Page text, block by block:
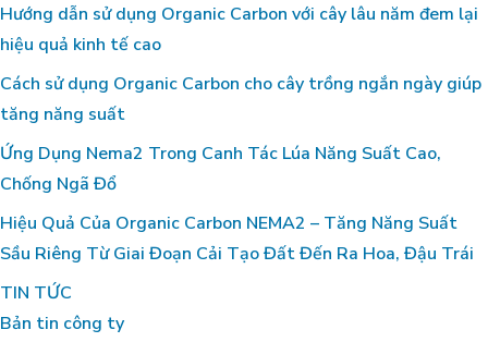
Hướng dẫn sử dụng Organic Carbon với cây lâu năm đem lại
hiệu quả kinh tế cao
Cách sử dụng Organic Carbon cho cây trồng ngắn ngày giúp
tăng năng suất
Ứng Dụng Nema2 Trong Canh Tác Lúa Năng Suất Cao,
Chống Ngã Đổ
Hiệu Quả Của Organic Carbon NEMA2 – Tăng Năng Suất
Sầu Riêng Từ Giai Đoạn Cải Tạo Đất Đến Ra Hoa, Đậu Trái
TIN TỨC
Bản tin công ty